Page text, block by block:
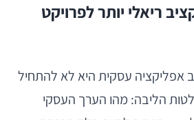
ריאלי יותר לפרויקט
אפליקציה עסקית היא לא להתחיל
הליבה: מהו הערך העסקי